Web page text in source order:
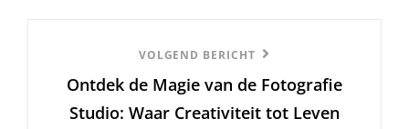
Bericht
VOLGEND BERICHT
Ontdek de Magie van de Fotografie
Studio: Waar Creativiteit tot Leven